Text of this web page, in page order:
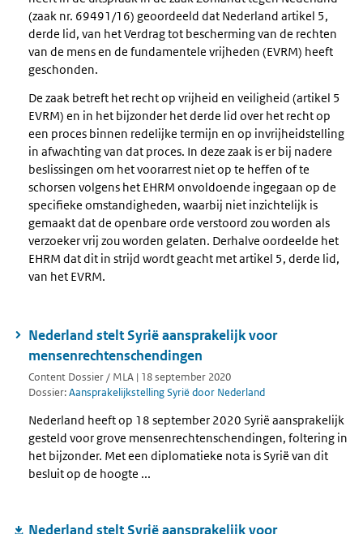
(zaak nr. 69491/16) geoordeeld dat Nederland artikel 5,
derde lid, van het Verdrag tot bescherming van de rechten
van de mens en de fundamentele vrijheden (EVRM) heeft
geschonden.
De zaak betreft het recht op vrijheid en veiligheid (artikel 5
EVRM) en in het bijzonder het derde lid over het recht op
een proces binnen redelijke termijn en op invrijheidstelling
in afwachting van dat proces. In deze zaak is er bij nadere
beslissingen om het voorarrest niet op te heffen of te
schorsen volgens het EHRM onvoldoende ingegaan op de
specifieke omstandigheden, waarbij niet inzichtelijk is
gemaakt dat de openbare orde verstoord zou worden als
verzoeker vrij zou worden gelaten. Derhalve oordeelde het
EHRM dat dit in strijd wordt geacht met artikel 5, derde lid,
van het EVRM.
Nederland stelt Syrië aansprakelijk voor
mensenrechtenschendingen
Content Dossier / MLA | 18 september 2020
Dossier:Aansprakelijkstelling Syrië door Nederland
Nederland heeft op 18 september 2020 Syrië aansprakelijk
gesteld voor grove mensenrechtenschendingen, foltering in
het bijzonder. Met een diplomatieke nota is Syrië van dit
besluit op de hoogte ...
Nederland stelt Syrië aansprakelijk voor